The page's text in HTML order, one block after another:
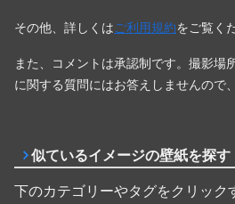
その他、詳しくはご利用規約をご覧く
また、コメントは承認制です。撮影場
に関する質問にはお答えしませんので
似ているイメージの壁紙を探す
下のカテゴリーやタグをクリック